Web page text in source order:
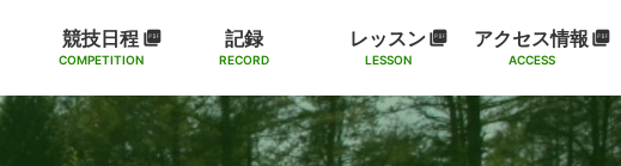
競技日程
COMPETITION
記録
RECORD
レッスン
LESSON
アクセス情報
ACCESS